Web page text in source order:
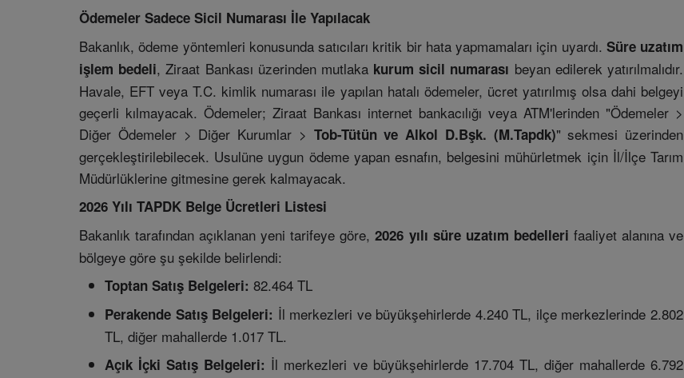
Ödemeler Sadece Sicil Numarası İle Yapılacak
Bakanlık, ödeme yöntemleri konusunda satıcıları kritik bir hata yapmamaları için uyardı. Süre uzatım
işlem bedeli, Ziraat Bankası üzerinden mutlaka kurum sicil numarası beyan edilerek yatırılmalıdır.
Havale, EFT veya T.C. kimlik numarası ile yapılan hatalı ödemeler, ücret yatırılmış olsa dahi belgeyi
geçerli kılmayacak. Ödemeler; Ziraat Bankası internet bankacılığı veya ATM'lerinden "Ödemeler >
Diğer Ödemeler > Diğer Kurumlar > Tob-Tütün ve Alkol D.Bşk. (M.Tapdk)" sekmesi üzerinden
gerçekleştirilebilecek. Usulüne uygun ödeme yapan esnafın, belgesini mühürletmek için İl/İlçe Tarım
Müdürlüklerine gitmesine gerek kalmayacak.
2026 Yılı TAPDK Belge Ücretleri Listesi
Bakanlık tarafından açıklanan yeni tarifeye göre,2026 yılı süre uzatım bedelleri faaliyet alanına ve
bölgeye göre şu şekilde belirlendi:
Toptan Satış Belgeleri: 82.464 TL
Perakende Satış Belgeleri: İl merkezleri ve büyükşehirlerde 4.240 TL, ilçe merkezlerinde 2.802
TL, diğer mahallerde 1.017 TL.
Açık İçki Satış Belgeleri: İl merkezleri ve büyükşehirlerde 17.704 TL, diğer mahallerde 6.792